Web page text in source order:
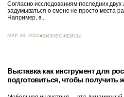
Согласно исследованиям последних двух
задумываться о смене не просто места
Например, в...
МАР 28, 2025 БИЗНЕС-КЕЙСЫ
Выставка как инструмент для
подготовиться, чтобы получить